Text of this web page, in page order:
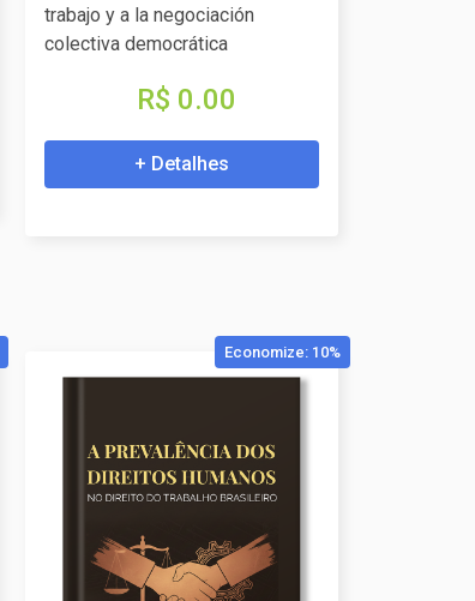
trabajo y a la negociación
colectiva democrática
R$ 0.00
+ Detalhes
Economize: 10%